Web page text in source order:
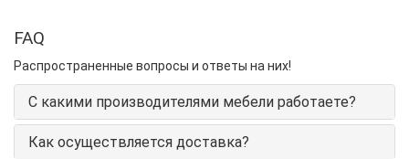
FAQ
Распространенные вопросы и ответы на них!
С какими производителями мебели работаете?
Как осуществляется доставка?